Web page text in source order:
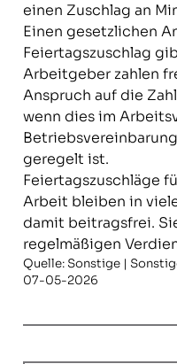
einen Zuschlag an
Einen gesetzlichen
Feiertagszuschlag
Arbeitgeber zahlen
Anspruch auf die
wenn dies im
geregelt ist.
Feiertagszuschläge
Arbeit bleiben in
damit beitragsfrei.
regelmäßigen
Quelle: Sonstige |
07-05-2026